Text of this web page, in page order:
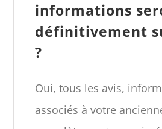
informations
définitivement
?
Oui, tous les avis,
associés à votre